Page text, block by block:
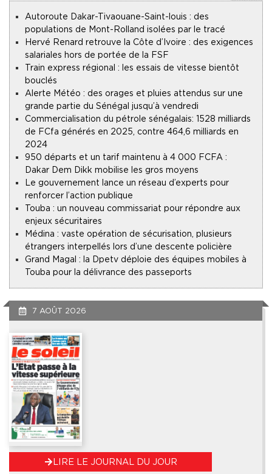
Autoroute Dakar-Tivaouane-Saint-louis : des
populations de Mont-Rolland isolées par le tracé
Hervé Renard retrouve la Côte d’Ivoire : des exigences
salariales hors de portée de la FSF
Train express régional : les essais de vitesse bientôt
bouclés
Alerte Météo : des orages et pluies attendus sur une
grande partie du Sénégal jusqu’à vendredi
Commercialisation du pétrole sénégalais : 1528 milliards
de FCfa générés en 2025, contre 464,6 milliards en
2024
950 départs et un tarif maintenu à 4 000 FCFA :
Dakar Dem Dikk mobilise les gros moyens
Le gouvernement lance un réseau d’experts pour
renforcer l’action publique
Touba : un nouveau commissariat pour répondre aux
enjeux sécuritaires
Médina : vaste opération de sécurisation, plusieurs
étrangers interpellés lors d’une descente policière
Grand Magal : la Dpetv déploie des équipes mobiles à
Touba pour la délivrance des passeports
7 AOÛT 2026
LIRE LE JOURNAL DU JOUR